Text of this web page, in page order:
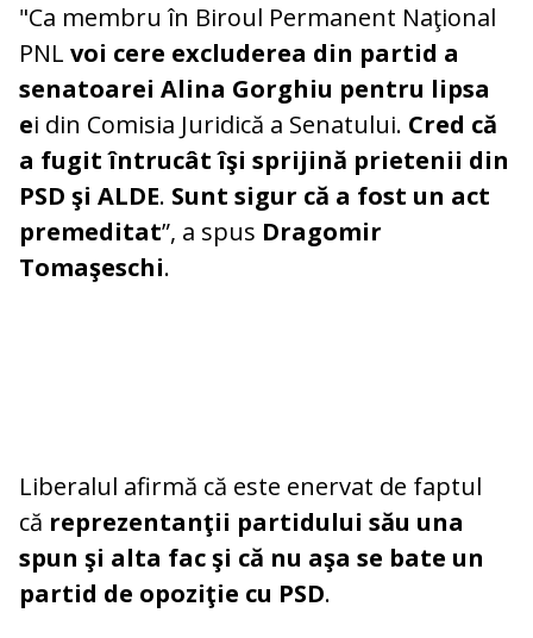
"Ca membru în Biroul Permanent Naţional
PNL voi cere excluderea din partid a
senatoarei Alina Gorghiu pentru lipsa
ei din Comisia Juridică a Senatului. Cred că
a fugit întrucât îşi sprijină prietenii din
PSD şi ALDE. Sunt sigur că a fost un act
premeditat”, a spus Dragomir
Tomaşeschi.
Liberalul afirmă că este enervat de faptul
că reprezentanţii partidului său una
spun şi alta fac şi că nu aşa se bate un
partid de opoziţie cu PSD.